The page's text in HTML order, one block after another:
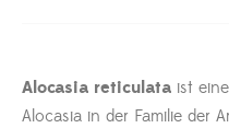
Alocasia reticulata ist
Alocasia in der Familie der